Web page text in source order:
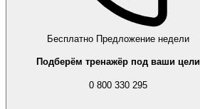
Бесплатно Предложение недели
Подберём тренажёр под ваши цели
0 800 330 295